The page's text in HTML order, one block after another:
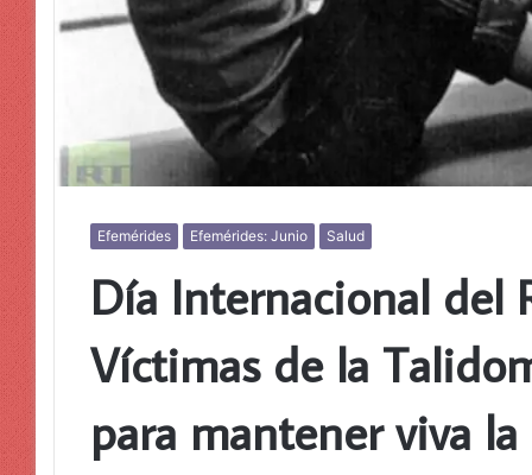
Efemérides Efemérides: Junio Salud
Día Internacional del
Víctimas de la
para mantener viva